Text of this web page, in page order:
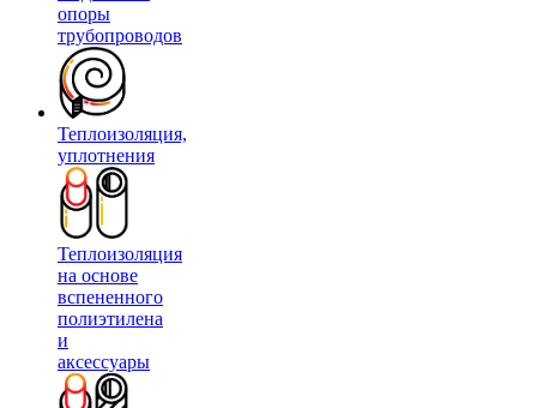
опоры
трубопроводов
Теплоизоляция,
уплотнения
Теплоизоляция
на основе
вспененного
полиэтилена
и
аксессуары